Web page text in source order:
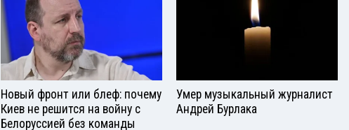
Новый фронт или блеф: почему
Киев не решится на войну с
Белоруссией без команды
Умер музыкальный журналист
Андрей Бурлака